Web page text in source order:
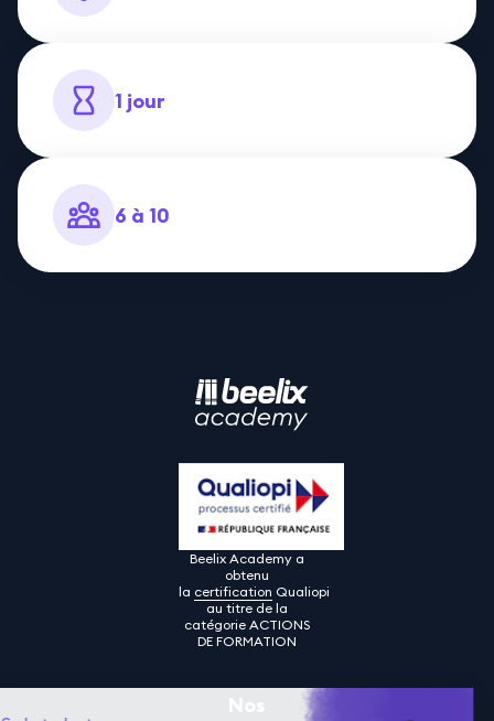
1 jour
6 à 10
Beelix Academy a
obtenu
la certification Qualiopi
au titre de la
catégorie ACTIONS
DE FORMATION